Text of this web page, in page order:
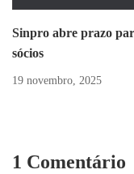
Sinpro abre prazo
sócios
19 novembro, 2025
1 Comentário